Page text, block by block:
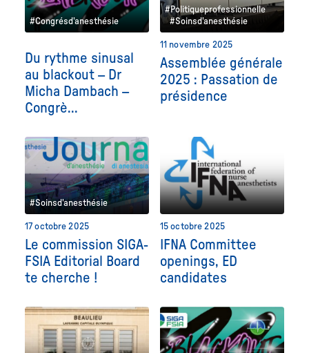
#Congrésd'anesthésie
Du rythme sinusal
au blackout – Dr
Micha Dambach –
Congrè...
#Politiqueprofessionnelle
#Soinsd'anesthésie
11 novembre 2025
Assemblée générale
2025 : Passation de
présidence
#Soinsd'anesthésie
17 octobre 2025
Le commission SIGA-
FSIA Editorial Board
te cherche !
15 octobre 2025
IFNA Committee
openings, ED
candidates